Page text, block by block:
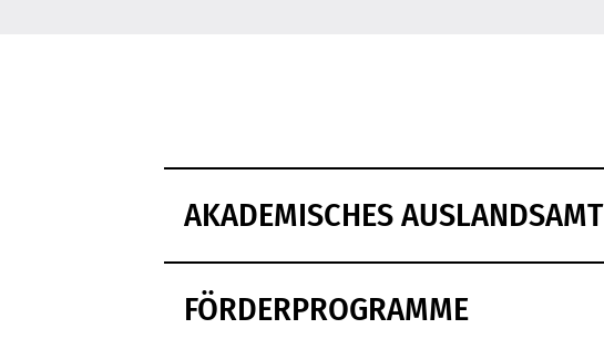
AKADEMISCHES AUSLANDSAMT
FÖRDERPROGRAMME